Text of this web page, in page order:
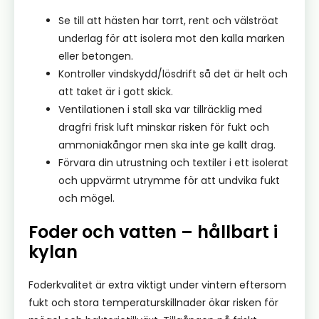
Se till att hästen har torrt, rent och välströat
underlag för att isolera mot den kalla marken
eller betongen.
Kontroller vindskydd/lösdrift så det är helt och
att taket är i gott skick.
Ventilationen i stall ska var tillräcklig med
dragfri frisk luft minskar risken för fukt och
ammoniakångor men ska inte ge kallt drag.
Förvara din utrustning och textiler i ett isolerat
och uppvärmt utrymme för att undvika fukt
och mögel.
Foder och vatten – hållbart i
kylan
Foderkvalitet är extra viktigt under vintern eftersom
fukt och stora temperaturskillnader ökar risken för